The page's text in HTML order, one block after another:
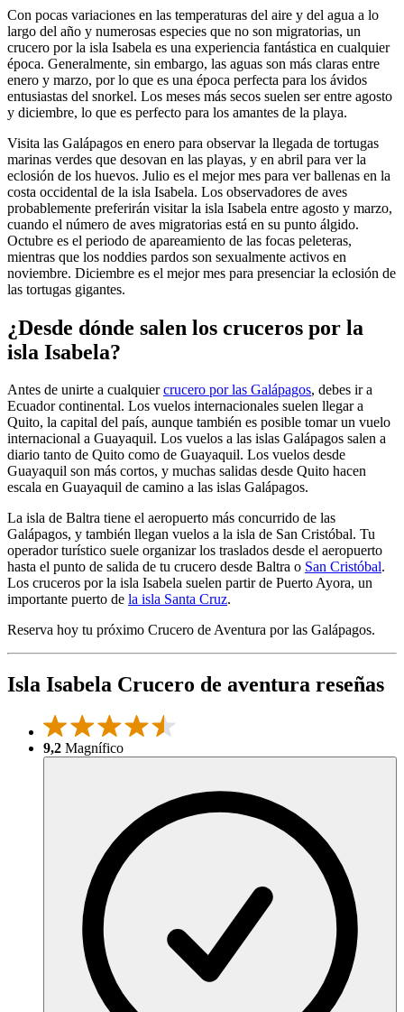
Con pocas variaciones en las temperaturas del aire y del agua a lo
largo del año y numerosas especies que no son migratorias, un
crucero por la isla Isabela es una experiencia fantástica en cualquier
época. Generalmente, sin embargo, las aguas son más claras entre
enero y marzo, por lo que es una época perfecta para los ávidos
entusiastas del snorkel. Los meses más secos suelen ser entre agosto
y diciembre, lo que es perfecto para los amantes de la playa.
Visita las Galápagos en enero para observar la llegada de tortugas
marinas verdes que desovan en las playas, y en abril para ver la
eclosión de los huevos. Julio es el mejor mes para ver ballenas en la
costa occidental de la isla Isabela. Los observadores de aves
probablemente preferirán visitar la isla Isabela entre agosto y marzo,
cuando el número de aves migratorias está en su punto álgido.
Octubre es el periodo de apareamiento de las focas peleteras,
mientras que los noddies pardos son sexualmente activos en
noviembre. Diciembre es el mejor mes para presenciar la eclosión de
las tortugas gigantes.
¿Desde dónde salen los cruceros por la
isla Isabela?
Antes de unirte a cualquiercrucero por las Galápagos, debes ir a
Ecuador continental. Los vuelos internacionales suelen llegar a
Quito, la capital del país, aunque también es posible tomar un vuelo
internacional a Guayaquil. Los vuelos a las islas Galápagos salen a
diario tanto de Quito como de Guayaquil. Los vuelos desde
Guayaquil son más cortos, y muchas salidas desde Quito hacen
escala en Guayaquil de camino a las islas Galápagos.
La isla de Baltra tiene el aeropuerto más concurrido de las
Galápagos, y también llegan vuelos a la isla de San Cristóbal. Tu
operador turístico suele organizar los traslados desde el aeropuerto
hasta el punto de salida de tu crucero desde Baltra o San Cristóbal.
Los cruceros por la isla Isabela suelen partir de Puerto Ayora, un
importante puerto de la isla Santa Cruz.
Reserva hoy tu próximo Crucero de Aventura por las Galápagos.
Isla Isabela Crucero de aventura reseñas
9,2 Magnífico